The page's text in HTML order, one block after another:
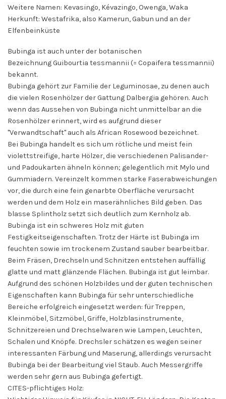
Weitere Namen: Kevasingo, Kévazingo, Owenga, Waka
Herkunft: Westafrika, also Kamerun, Gabun und an der
Elfenbeinküste
Bubinga ist auch unter der botanischen
Bezeichnung Guibourtia tessmannii (= Copaifera tessmannii)
bekannt.
Bubinga gehört zur Familie der Leguminosae, zu denen auch
die vielen Rosenhölzer der Gattung Dalbergia gehören. Auch
wenn das Aussehen von Bubinga nicht unmittelbar an die
Rosenhölzer erinnert, wird es aufgrund dieser
"Verwandtschaft" auch als African Rosewood bezeichnet.
Bei Bubinga handelt es sich um rötliche und meist fein
violettstreifige, harte Hölzer, die verschiedenen Palisander-
und Padoukarten ähneln können; gelegentlich mit Mylo und
Gummiadern. Vereinzelt kommen starke Faserabweichungen
vor, die durch eine fein genarbte Oberfläche verursacht
werden und dem Holz ein maserähnliches Bild geben. Das
blasse Splintholz setzt sich deutlich zum Kernholz ab.
Bubinga ist ein schweres Holz mit guten
Festigkeitseigenschaften. Trotz der Härte ist Bubinga im
feuchten sowie im trockenem Zustand sauber bearbeitbar.
Beim Fräsen, Drechseln und Schnitzen entstehen auffällig
glatte und matt glänzende Flächen. Bubinga ist gut leimbar.
Aufgrund des schönen Holzbildes und der guten technischen
Eigenschaften kann Bubinga für sehr unterschiedliche
Bereiche erfolgreich eingesetzt werden: für Treppen,
Kleinmöbel, Sitzmöbel, Griffe, Holzblasinstrumente,
Schnitzereien und Drechselwaren wie Lampen, Leuchten,
Schalen und Knöpfe. Drechsler schätzen es wegen seiner
interessanten Färbung und Maserung, allerdings verursacht
Bubinga bei der Bearbeitung viel Staub. Auch Messergriffe
werden sehr gern aus Bubinga gefertigt.
CITES-pflichtiges Holz: